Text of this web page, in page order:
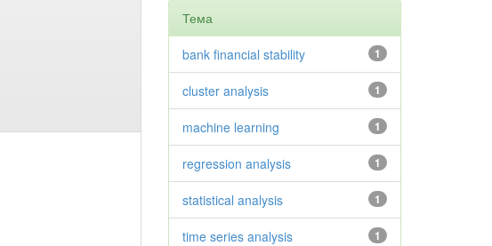
Тема
1
bank financial stability
1
cluster analysis
1
machine learning
1
regression analysis
1
statistical analysis
1
time series analysis